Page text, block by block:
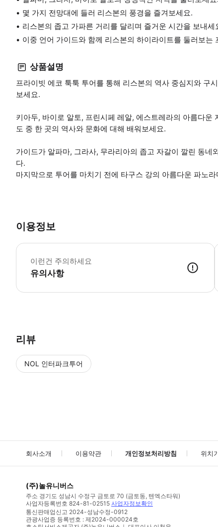
몇 가지 전망대에 들러 리스본의 풍경을 즐겨보세요.
리스본의 좁고 가파른 거리를 달리며 즐거운 시간을 보내세
이중 언어 가이드와 함께 리스본의 하이라이트를 둘러보는
상품설명
프라이빗 에코 툭툭 투어를 통해 리스본의 역사 중심지와 구
보세요.
키아두, 바이로 알토, 프린시페 레알, 에스트레라의 아름다
도 중 한 곳의 역사와 문화에 대해 배워보세요.
가이드가 알파마, 그라사, 무라리아의 좁고 자갈이 깔린 동
다.
마지막으로 투어를 마치기 전에 타구스 강의 아름다운 파노
이용정보
이런건 주의하세요
유의사항
리뷰
NOL 인터파크투어
회사소개 이용약관 개인정보처리방침 위치
(주)놀유니버스
주소 경기도 성남시 수정구 금토로 70 (금토동, 텐엑스타워)
사업자등록번호 824-81-02515 사업자정보확인
통신판매업신고 2024-성남수정-0912
관광사업증 등록번호 : 제2024-000024호